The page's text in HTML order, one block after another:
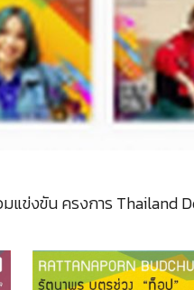
ข่งขัน ครงการ Thailand